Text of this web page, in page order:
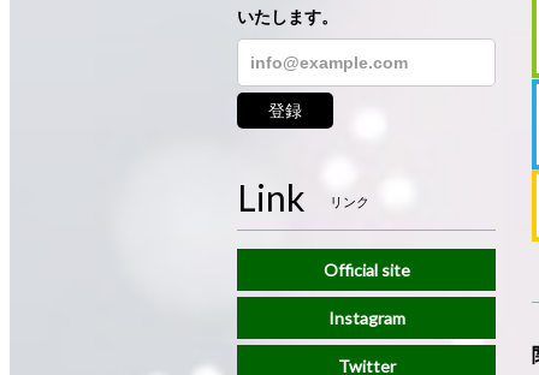
いたします。
登録
Link リンク
Official site
Instagram
Twitter